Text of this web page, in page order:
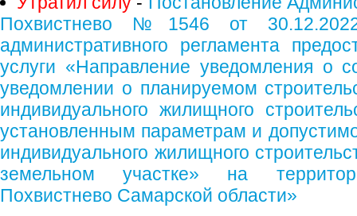
Похвистнево №1546 от
административного регламента
услуги «Направление уведомления о
уведомлении о планируемом
индивидуального жилищного
установленным параметрам и
индивидуального жилищного
земельном участке» на
Похвистнево Самарской области»